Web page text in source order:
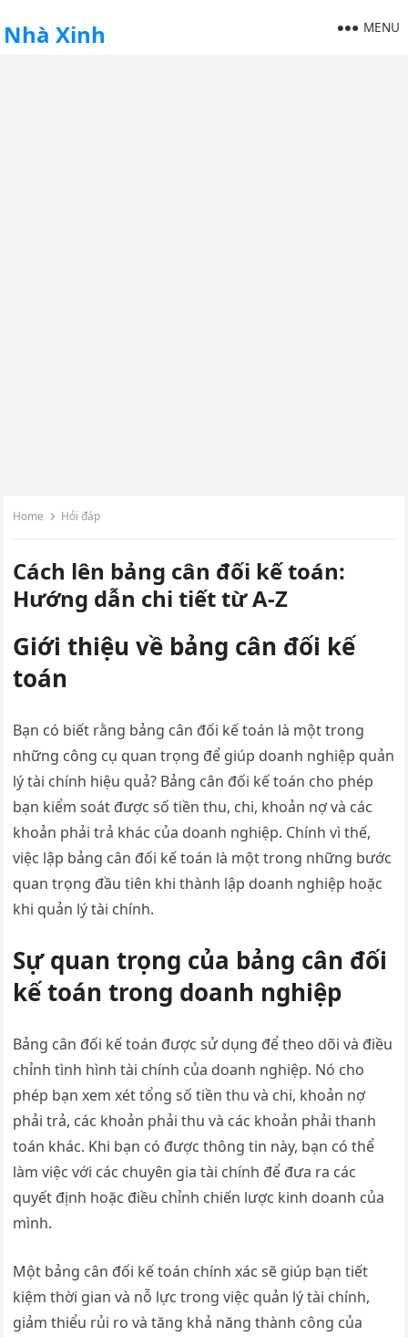
Nhà Xinh MENU
Home Hỏi đáp
Cách lên bảng cân đối kế toán:
Hướng dẫn chi tiết từ A-Z
Giới thiệu về bảng cân đối kế
toán
Bạn có biết rằng bảng cân đối kế toán là một trong
những công cụ quan trọng để giúp doanh nghiệp quản
lý tài chính hiệu quả? Bảng cân đối kế toán cho phép
bạn kiểm soát được số tiền thu, chi, khoản nợ và các
khoản phải trả khác của doanh nghiệp. Chính vì thế,
việc lập bảng cân đối kế toán là một trong những bước
quan trọng đầu tiên khi thành lập doanh nghiệp hoặc
khi quản lý tài chính.
Sự quan trọng của bảng cân đối
kế toán trong doanh nghiệp
Bảng cân đối kế toán được sử dụng để theo dõi và điều
chỉnh tình hình tài chính của doanh nghiệp. Nó cho
phép bạn xem xét tổng số tiền thu và chi, khoản nợ
phải trả, các khoản phải thu và các khoản phải thanh
toán khác. Khi bạn có được thông tin này, bạn có thể
làm việc với các chuyên gia tài chính để đưa ra các
quyết định hoặc điều chỉnh chiến lược kinh doanh của
mình.
Một bảng cân đối kế toán chính xác sẽ giúp bạn tiết
kiệm thời gian và nỗ lực trong việc quản lý tài chính,
giảm thiểu rủi ro và tăng khả năng thành công của